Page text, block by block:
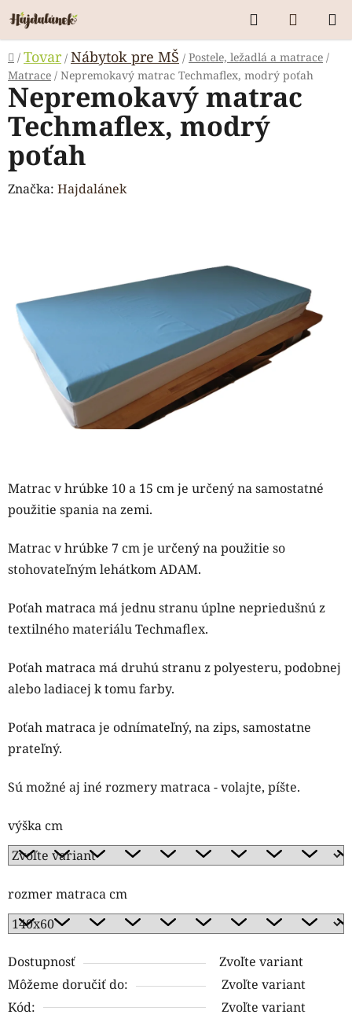
Prejsť
na
obsah
Hľadať
KOŠÍK
Domov
/ Tovar / Nábytok pre MŠ / Postele, ležadlá a matrace /
Matrace / Nepremokavý matrac Techmaflex, modrý poťah
Matrac v hrúbke 10 a 15 cm je určený na samostatné
použitie spania na zemi.
Matrac v hrúbke 7 cm je určený na použitie so
stohovateľným lehátkom ADAM.
Poťah matraca má jednu stranu úplne nepriedušnú z
textilného materiálu Techmaflex.
Poťah matraca má druhú stranu z polyesteru, podobnej
alebo ladiacej k tomu farby.
Poťah matraca je odnímateľný, na zips, samostatne
prateľný.
Sú možné aj iné rozmery matraca - volajte, píšte.
výška cm
rozmer matraca cm
Dostupnosť
Zvoľte variant
Môžeme doručiť do:
Zvoľte variant
Kód:
Zvoľte variant
Nepremokavý matrac
Techmaflex, modrý
poťah
Značka: Hajdalánek